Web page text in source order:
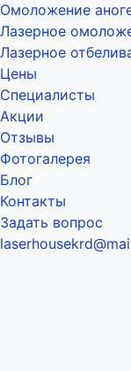
Омоложение
Лазерное
Лазерное
Цены
Специалисты
Акции
Отзывы
Фотогалерея
Блог
Контакты
Задать вопрос